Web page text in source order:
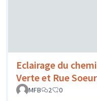
Eclairage du
Verte et Rue
MFB
2 0